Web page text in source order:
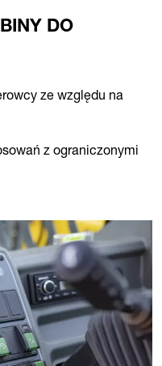
DO
ze względu na
z ograniczonymi